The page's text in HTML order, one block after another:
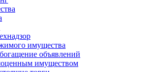
имущества
объявлений
имуществом